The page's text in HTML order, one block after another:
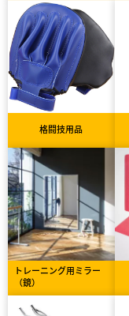
格闘技用品
トレーニング用ミラー
（鏡）